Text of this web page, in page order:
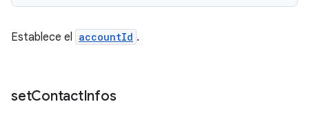
Establece el accountId .
setContactInfos